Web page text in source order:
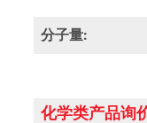
分子量:
化学类产品询